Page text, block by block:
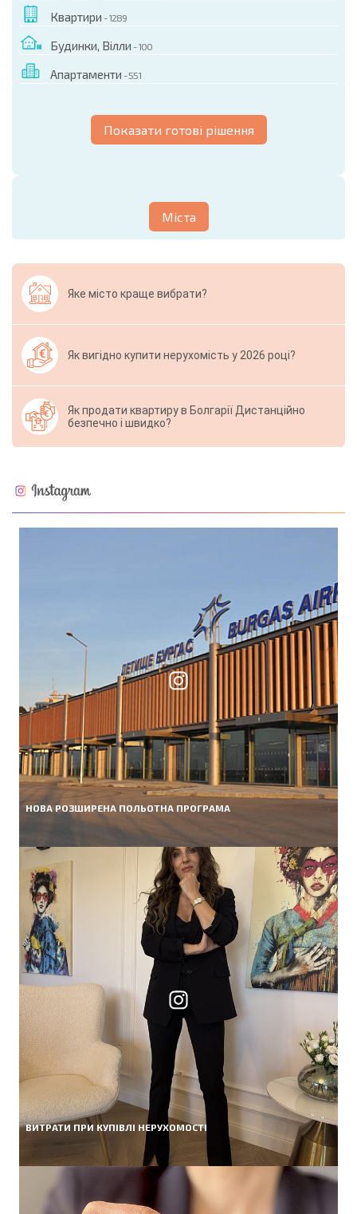
Квартири - 1289
Будинки, Вілли - 100
Апартаменти - 551
Показати готові рішення
Міста
Яке місто краще вибрати?
Як вигідно купити нерухомість у 2026 році?
Як продати квартиру в Болгарії Дистанційно
безпечно і швидко?
НОВА РОЗШИРЕНА ПОЛЬОТНА ПРОГРАМА
ВИТРАТИ ПРИ КУПІВЛІ НЕРУХОМОСТІ